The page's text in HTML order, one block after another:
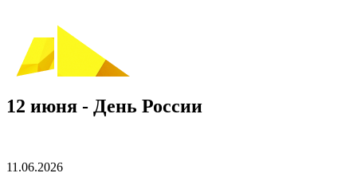
12 июня - День России
11.06.2026